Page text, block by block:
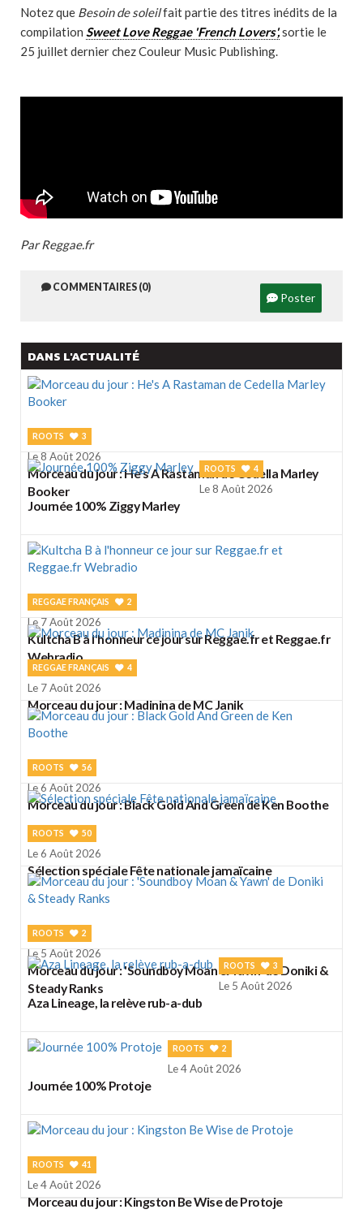
Notez que Besoin de soleilfait partie des titres inédits de la
compilation Sweet Love Reggae 'French Lovers',sortie le
25 juillet dernier chez Couleur Music Publishing.
Par Reggae.fr
COMMENTAIRES (0)
Poster
DANS L'ACTUALITÉ
ROOTS 3
Le 8 Août 2026
Morceau du jour : He's A Rastaman de Cedella Marley
Booker
ROOTS 4
Le 8 Août 2026
Journée 100% Ziggy Marley
REGGAE FRANÇAIS 2
Le 7 Août 2026
Kultcha B à l'honneur ce jour sur Reggae.fr et Reggae.fr
Webradio
REGGAE FRANÇAIS 4
Le 7 Août 2026
Morceau du jour : Madinina de MC Janik
ROOTS 56
Le 6 Août 2026
Morceau du jour : Black Gold And Green de Ken Boothe
ROOTS 50
Le 6 Août 2026
Sélection spéciale Fête nationale jamaïcaine
ROOTS 2
Le 5 Août 2026
Morceau du jour : 'Soundboy Moan & Yawn' de Doniki &
Steady Ranks
ROOTS 3
Le 5 Août 2026
Aza Lineage, la relève rub-a-dub
ROOTS 2
Le 4 Août 2026
Journée 100% Protoje
ROOTS 41
Le 4 Août 2026
Morceau du jour : Kingston Be Wise de Protoje